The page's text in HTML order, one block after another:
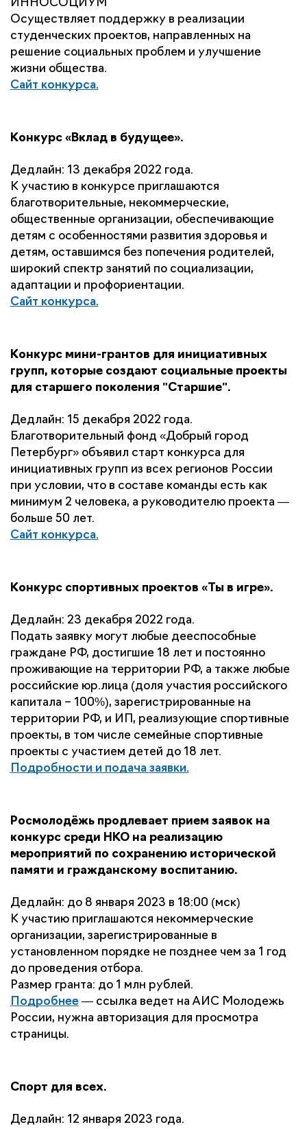
ИННОСОЦИУМ
Осуществляет поддержку в реализации
студенческих проектов, направленных на
решение социальных проблем и улучшение
жизни общества.
Сайт конкурса.
Конкурс «Вклад в будущее».
Дедлайн: 13 декабря 2022 года.
К участию в конкурсе приглашаются
благотворительные, некоммерческие,
общественные организации, обеспечивающие
детям с особенностями развития здоровья и
детям, оставшимся без попечения родителей,
широкий спектр занятий по социализации,
адаптации и профориентации.
Сайт конкурса.
Конкурс мини-грантов для инициативных
групп, которые создают социальные проекты
для старшего поколения "Старшие".
Дедлайн: 15 декабря 2022 года.
Благотворительный фонд «Добрый город
Петербург» объявил старт конкурса для
инициативных групп из всех регионов России
при условии, что в составе команды есть как
минимум 2 человека, а руководителю проекта —
больше 50 лет.
Сайт конкурса.
Конкурс спортивных проектов «Ты в игре».
Дедлайн: 23 декабря 2022 года.
Подать заявку могут любые дееспособные
граждане РФ, достигшие 18 лет и постоянно
проживающие на территории РФ, а также любые
российские юр.лица (доля участия российского
капитала – 100%), зарегистрированные на
территории РФ, и ИП, реализующие спортивные
проекты, в том числе семейные спортивные
проекты с участием детей до 18 лет.
Подробности и подача заявки.
Росмолодёжь продлевает прием заявок на
конкурс среди НКО на реализацию
мероприятий по сохранению исторической
памяти и гражданскому воспитанию.
Дедлайн: до 8 января 2023 в 18:00 (мск)
К участию приглашаются некоммерческие
организации, зарегистрированные в
установленном порядке не позднее чем за 1 год
до проведения отбора.
Размер гранта: до 1 млн рублей.
Подробнее — ссылка ведет на АИС Молодежь
России, нужна авторизация для просмотра
страницы.
Спорт для всех.
Дедлайн: 12 января 2023 года.